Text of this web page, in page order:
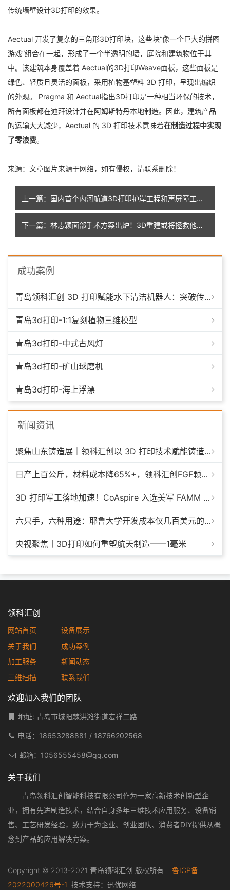
传统墙壁设计3D打印的效果。
Aectual 开发了复杂的三角形3D打印块，这些块“像一个巨大的拼图
游戏”组合在一起，形成了一个半透明的墙，庭院和建筑物位于其
中。该建筑本身覆盖着 Aectual的3D打印Weave面板，这些面板是
绿色、轻质且灵活的面板，采用植物基塑料 3D 打印，呈现出编织
的外观。 Pragma 和 Aectual指出3D打印是一种相当环保的技术，
所有面板都在迪拜设计并在阿姆斯特丹本地制造。因此，建筑产品
的运输大大减少，Aectual 的 3D 打印技术意味着在制造过程中实现
了零浪费。
来源：文章图片来源于网络，如有侵权，请联系删除！
上一篇：国内首个内河航道3D打印护岸工程和声屏障工程质量检验标准发布
下一篇：林志颖面部手术方案出炉！3D重建或将拯救他神仙颜值
成功案例
青岛领科汇创 3D 打印赋能水下清洁机器人：突破传统制造，深耕海洋智能装备新场景
青岛3d打印-1:1复刻植物三维模型
青岛3d打印-中式古风灯
青岛3d打印-矿山球磨机
青岛3d打印-海上浮漂
新闻资讯
聚焦山东铸造展｜领科汇创以 3D 打印技术赋能铸造模具革新
日产上百公斤，材料成本降65%+，领科汇创FGF颗粒料3D打印机
3D 打印军工落地加速！CoAspire 入选美军 FAMM 导弹项目，RAACM 巡航导弹依托增材制造推进量产
六只手，六种用途：耶鲁大学开发成本仅几百美元的3D打印多功能假肢套装
央视聚焦丨3D打印如何重塑航天制造——1毫米
领科汇创
网站首页
关于我们
加工服务
三维扫描
设备展示
成功案例
新闻动态
联系我们
欢迎加入我们的团队
地址: 青岛市城阳棘洪滩街道宏祥二路
电话： 18653288881 / 18766202568
邮箱： 1056555458@qq.com
关于我们
青岛领科汇创智能科技有限公司作为一家高新技术创新型企
业，拥有先进制造技术，结合自身多年三维技术应用服务、设备销
售、工艺研发经验，致力于为企业、创业团队、消费者DIY提供从概
念到产品的应用解决方案。
Copyright © 2013-2021 青岛领科汇创 版权所有 鲁ICP备
2022000426号-1 技术支持： 迅优网络